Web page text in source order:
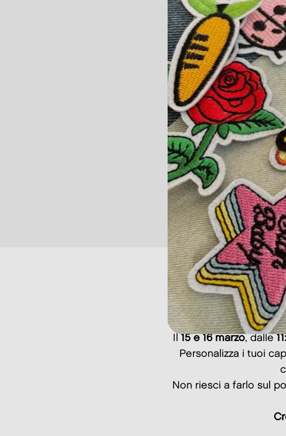
15 e 16 marzo, dalle
Personalizza i tuoi
Non riesci a farlo sul